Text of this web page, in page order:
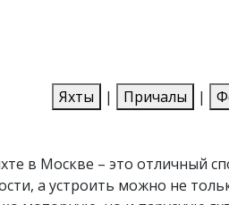
Яхты
| Причалы |
в Москве – это отличный
а устроить можно не